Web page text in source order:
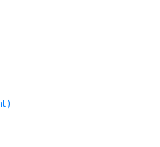
)